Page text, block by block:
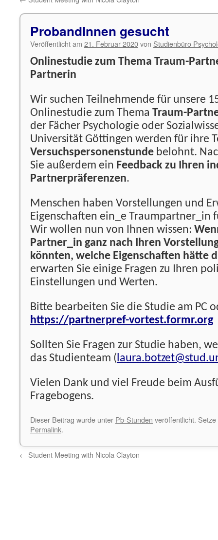
ProbandInnen gesucht
Veröffentlicht am 21. Februar 2020von Studienbüro
Onlinestudie zum Thema Traum-
Partnerin
Wir suchen Teilnehmende für unsere
Onlinestudie zum Thema Traum-
der Fächer Psychologie oder
Universität Göttingen werden für ihre
Versuchspersonenstunde belohnt.
Sie außerdem ein Feedback zu Ihren
Partnerpräferenzen.
Menschen haben Vorstellungen und
Eigenschaften ein_e Traumpartner_in
Wir wollen nun von Ihnen wissen:
Partner_in ganz nach Ihren
könnten, welche Eigenschaften hätte
erwarten Sie einige Fragen zu Ihren
Einstellungen und Werten.
Bitte bearbeiten Sie die Studie am PC
https://partnerpref-vortest.formr.org
Sollten Sie Fragen zur Studie haben,
das Studienteam (
Vielen Dank und viel Freude beim
Fragebogens.
Dieser Beitrag wurde unter Pb-Stunden veröffentlicht.
Permalink.
← Student Meeting with Nicola Clayton